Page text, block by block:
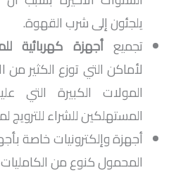
يلجئون إلى شرب القهوة.
تجميعأجهزة كهربائية
لأماكن التي توزع الكثير من
المولات الكبيرة التي
المستهلكين للشراء للترويج
أجهزة وإلكترونيات خاصة
المحمول كنوع من الكامليات